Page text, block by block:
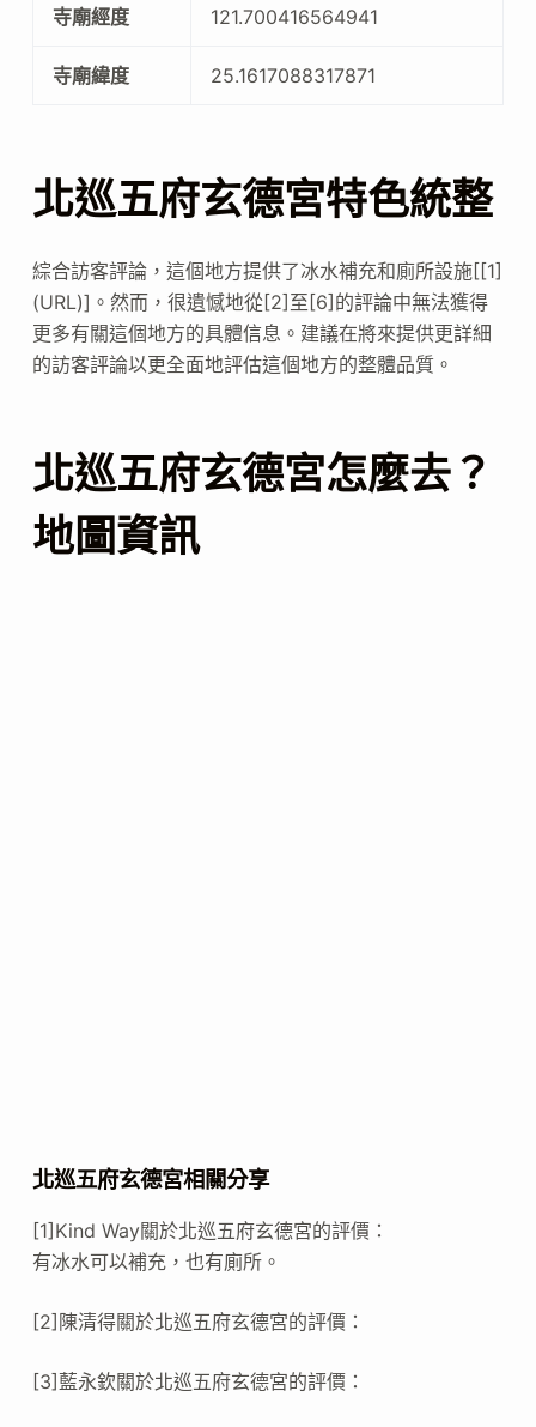
寺廟經度 121.700416564941
寺廟緯度 25.1617088317871
北巡五府玄德宮特色統整
綜合訪客評論，這個地方提供了冰水補充和廁所設施[[1]
(URL)]。然而，很遺憾地從[2]至[6]的評論中無法獲得
更多有關這個地方的具體信息。建議在將來提供更詳細
的訪客評論以更全面地評估這個地方的整體品質。
北巡五府玄德宮怎麼去？
地圖資訊
北巡五府玄德宮相關分享
[1]Kind Way關於北巡五府玄德宮的評價：
有冰水可以補充，也有廁所。
[2]陳清得關於北巡五府玄德宮的評價：
[3]藍永欽關於北巡五府玄德宮的評價：